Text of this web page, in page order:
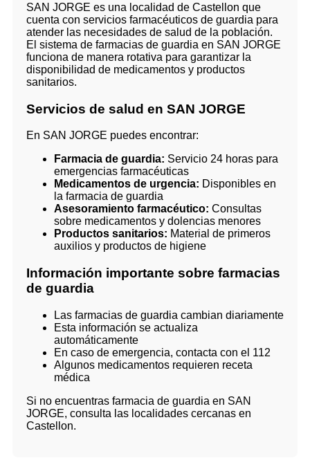
SAN JORGE es una localidad de Castellon que
cuenta con servicios farmacéuticos de guardia para
atender las necesidades de salud de la población.
El sistema de farmacias de guardia en SAN JORGE
funciona de manera rotativa para garantizar la
disponibilidad de medicamentos y productos
sanitarios.
Servicios de salud en SAN JORGE
En SAN JORGE puedes encontrar:
Farmacia de guardia: Servicio 24 horas para
emergencias farmacéuticas
Medicamentos de urgencia: Disponibles en
la farmacia de guardia
Asesoramiento farmacéutico: Consultas
sobre medicamentos y dolencias menores
Productos sanitarios: Material de primeros
auxilios y productos de higiene
Información importante sobre farmacias
de guardia
Las farmacias de guardia cambian diariamente
Esta información se actualiza
automáticamente
En caso de emergencia, contacta con el 112
Algunos medicamentos requieren receta
médica
Si no encuentras farmacia de guardia en SAN
JORGE, consulta las localidades cercanas en
Castellon.